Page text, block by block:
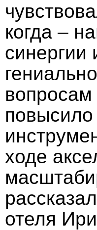
когда –
синергии
вопросам
повысило
ходе
отеля